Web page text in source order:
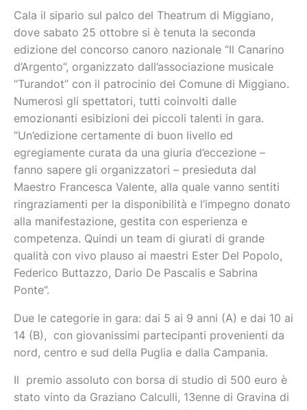
Cala il sipario sul palco del Theatrum di Miggiano,
dove sabato 25 ottobre si è tenuta la seconda
edizione del concorso canoro nazionale “Il Canarino
d’Argento”, organizzato dall’associazione musicale
“Turandot” con il patrocinio del Comune di Miggiano.
Numerosi gli spettatori, tutti coinvolti dalle
emozionanti esibizioni dei piccoli talenti in gara.
“Un’edizione certamente di buon livello ed
egregiamente curata da una giuria d’eccezione –
fanno sapere gli organizzatori – presieduta dal
Maestro Francesca Valente, alla quale vanno sentiti
ringraziamenti per la disponibilità e l’impegno donato
alla manifestazione, gestita con esperienza e
competenza. Quindi un team di giurati di grande
qualità con vivo plauso ai maestri Ester Del Popolo,
Federico Buttazzo, Dario De Pascalis e Sabrina
Ponte”.
Due le categorie in gara: dai 5 ai 9 anni (A) e dai 10 ai
14 (B), con giovanissimi partecipanti provenienti da
nord, centro e sud della Puglia e dalla Campania.
Il premio assoluto con borsa di studio di 500 euro è
stato vinto da Graziano Calculli, 13enne di Gravina di